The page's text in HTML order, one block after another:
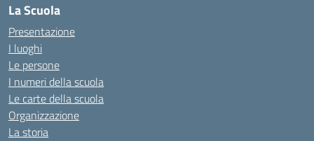
La Scuola
Presentazione
I luoghi
Le persone
I numeri della scuola
Le carte della scuola
Organizzazione
La storia